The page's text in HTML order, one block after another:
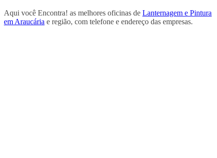
Aqui você Encontra! as melhores oficinas de Lanternagem e Pintura
em Araucária e região, com telefone e endereço das empresas.